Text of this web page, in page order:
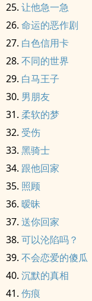
让他急一急
命运的恶作剧
白色信用卡
不同的世界
白马王子
男朋友
柔软的梦
受伤
黑骑士
跟他回家
照顾
暧昧
送你回家
可以沦陷吗？
不会恋爱的傻瓜
沉默的真相
伤痕